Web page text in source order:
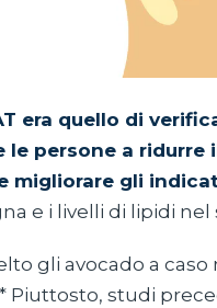
era quello di
persone a ridurre
migliorare gli
e i livelli di lipidi
gli avocado a
Piuttosto, studi